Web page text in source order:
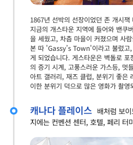
1867년 선박의 선장이었던 존 개시
지금의 개스타운 지역에 들어와 밴쿠
을 세웠고, 차츰 마을이 커졌으며 사
본 따 'Gassy’s Town'이라고 불렀
게 되었습니다. 게스타운은 벽돌로
의 증기 시계, 고풍스러운 가스등, 멋
아트 갤러리, 재즈 클럽, 분위기 좋은
이한 분위기 덕으로 많은 영화가 촬영
캐나다 플레이스 배처럼 보
지에는 컨벤션 센터, 호텔, 페리 터